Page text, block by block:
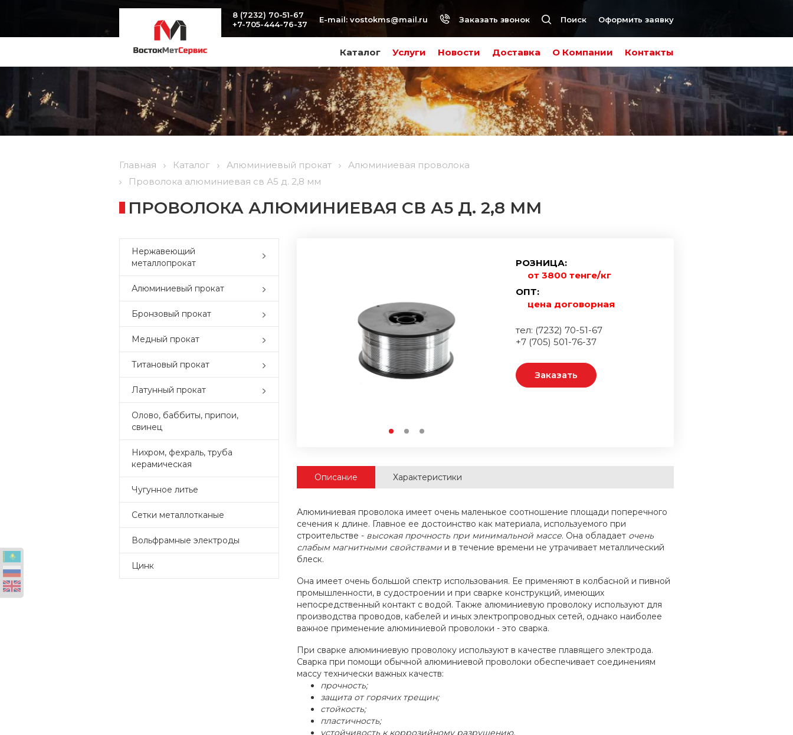
Каталог Услуги Новости Доставка О Компании Контакты
8 (7232) 70-51-67
+7-705-444-76-37
E-mail: vostokms@mail.ru Заказать звонок Поиск Оформить заявку
Главная Каталог Алюминиевый прокат
Алюминиевая проволока
Проволока алюминиевая св А5 д. 2,8 мм
ПРОВОЛОКА АЛЮМИНИЕВАЯ СВ А5 Д. 2,8 ММ
Нержавеющий
металлопрокат
Алюминиевый прокат
Бронзовый прокат
Медный прокат
Титановый прокат
Латунный прокат
Олово, баббиты, припои,
свинец
Нихром, фехраль, труба
керамическая
Чугунное литье
Сетки металлотканые
Вольфрамные электроды
Цинк
РОЗНИЦА:
от 3800 тенге/кг
ОПТ:
цена договорная
тел: (7232) 70-51-67
+7 (705) 501-76-37
Заказать
Описание Характеристики
Алюминиевая проволока имеет очень маленькое соотношение площади поперечного
сечения к длине. Главное ее достоинство как материала, используемого при
строительстве - высокая прочность при минимальной массе. Она обладает очень
слабым магнитными свойствамии в течение времени не утрачивает металлический
блеск.
Она имеет очень большой спектр использования. Ее применяют в колбасной и пивной
промышленности, в судостроении и при сварке конструкций, имеющих
непосредственный контакт с водой. Также алюминиевую проволоку используют для
производства проводов, кабелей и иных электропроводных сетей, однако наиболее
важное применение алюминиевой проволоки - это сварка.
При сварке алюминиевую проволоку используют в качестве плавящего электрода.
Сварка при помощи обычной алюминиевой проволоки обеспечивает соединениям
массу технически важных качеств:
прочность;
защита от горячих трещин;
стойкость;
пластичность;
устойчивость к коррозийному разрушению.